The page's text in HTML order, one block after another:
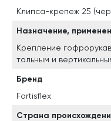
Клипса-крепеж 25
Назначение,
Крепление
тальным и
Бренд
Fortisflex
Страна